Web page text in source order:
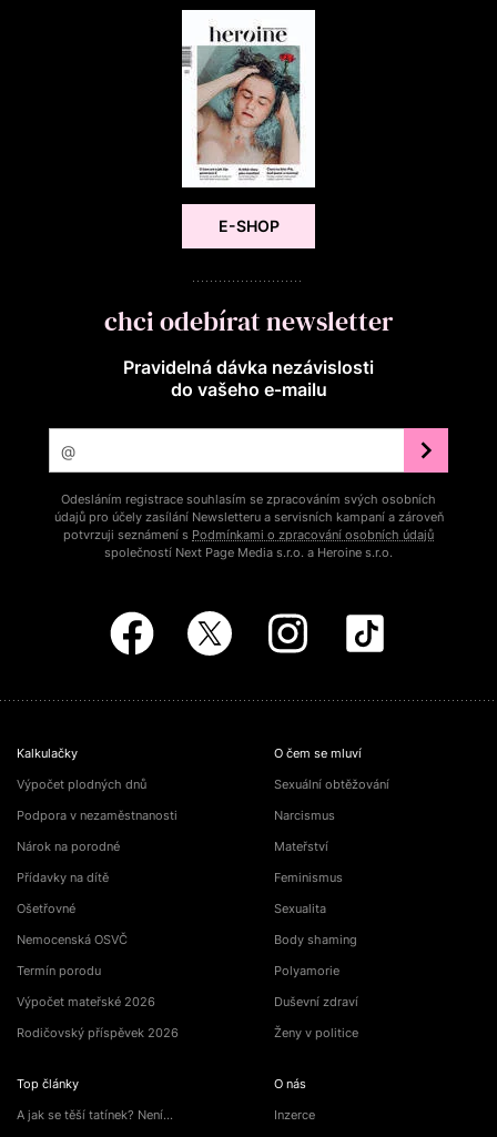
E-SHOP
chci odebírat newsletter
Pravidelná dávka nezávislosti
do vašeho e‑mailu
Odesláním registrace souhlasím se zpracováním svých osobních
údajů pro účely zasílání Newsletteru a servisních kampaní a zároveň
potvrzuji seznámení s Podmínkami o zpracování osobních údajů
společností Next Page Media s.r.o. a Heroine s.r.o.
Kalkulačky
Výpočet plodných dnů
Podpora v nezaměstnanosti
Nárok na porodné
Přídavky na dítě
Ošetřovné
Nemocenská OSVČ
Termín porodu
Výpočet mateřské 2026
Rodičovský příspěvek 2026
Top články
A jak se těší tatínek? Není…
O čem se mluví
Sexuální obtěžování
Narcismus
Mateřství
Feminismus
Sexualita
Body shaming
Polyamorie
Duševní zdraví
Ženy v politice
O nás
Inzerce